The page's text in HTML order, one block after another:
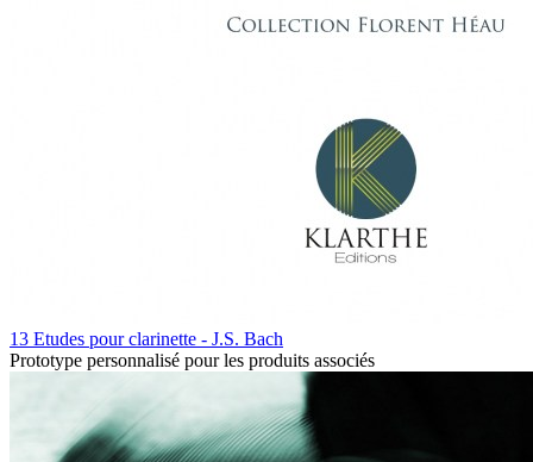
13 Etudes pour clarinette - J.S. Bach
Prototype personnalisé pour les produits associés